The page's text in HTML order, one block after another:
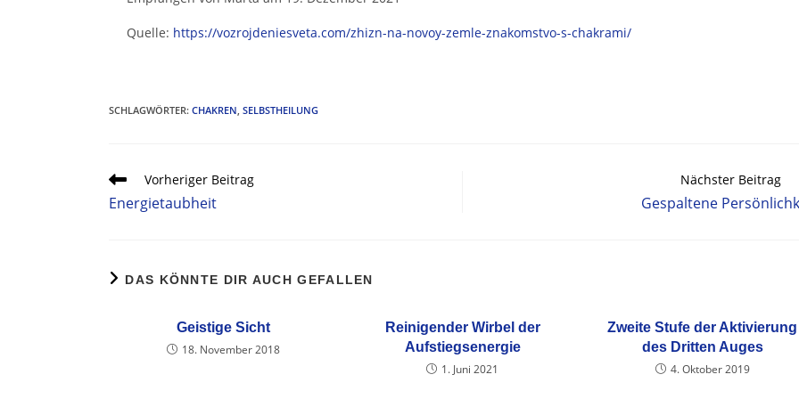
Quelle: https://vozrojdeniesveta.com/zhizn-na-novoy-zemle-znakomstvo-s-chakrami/
SCHLAGWÖRTER: CHAKREN, SELBSTHEILUNG
Vorheriger Beitrag
Energietaubheit
Nächster Beitrag
Gespaltene
DAS KÖNNTE DIR AUCH GEFALLEN
Geistige Sicht
18. November 2018
Reinigender Wirbel der
Aufstiegsenergie
1. Juni 2021
Zweite Stufe der Aktivierung
des Dritten Auges
4. Oktober 2019